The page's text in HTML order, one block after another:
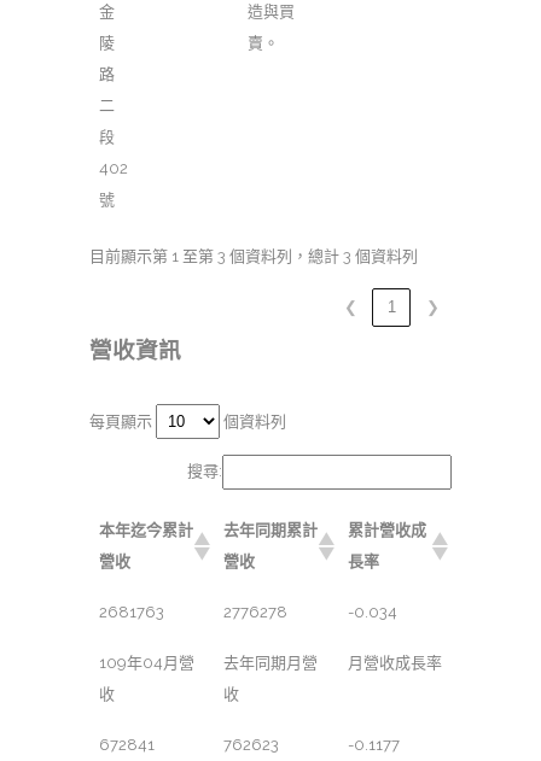
金
陵
路
二
段
402
號
造與買
賣。
目前顯示第 1 至第 3 個資料列，總計 3 個資料列
❮ 1 ❯
營收資訊
每頁顯示 個資料列
搜尋:
本年迄今累計
營收
去年同期累計
營收
累計營收成
長率
2681763 2776278 -0.034
109年04月營
收
去年同期月營
收
月營收成長率
672841 762623 -0.1177